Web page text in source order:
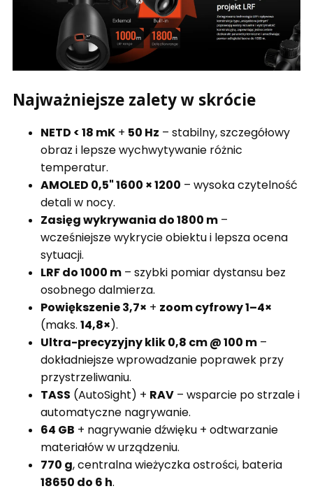
Najważniejsze zalety w skrócie
NETD < 18 mK + 50 Hz – stabilny, szczegółowy
obraz i lepsze wychwytywanie różnic
temperatur.
AMOLED 0,5" 1600 × 1200 – wysoka czytelność
detali w nocy.
Zasięg wykrywania do 1800 m –
wcześniejsze wykrycie obiektu i lepsza ocena
sytuacji.
LRF do 1000 m – szybki pomiar dystansu bez
osobnego dalmierza.
Powiększenie 3,7× + zoom cyfrowy 1–4×
(maks. 14,8×).
Ultra-precyzyjny klik 0,8 cm @ 100 m –
dokładniejsze wprowadzanie poprawek przy
przystrzeliwaniu.
TASS (AutoSight) + RAV – wsparcie po strzale i
automatyczne nagrywanie.
64 GB + nagrywanie dźwięku + odtwarzanie
materiałów w urządzeniu.
770 g, centralna wieżyczka ostrości, bateria
18650 do 6 h.